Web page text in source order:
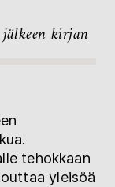
kirjan
tehokkaan
yleisöä